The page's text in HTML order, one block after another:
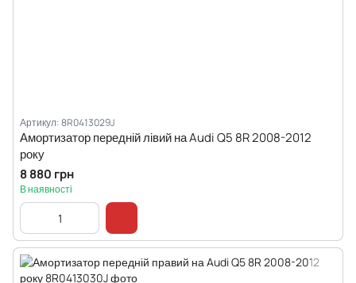
Артикул: 8R0413029J
Амортизатор передній лівий на Audi Q5 8R 2008-2012
року
8 880 грн
В наявності